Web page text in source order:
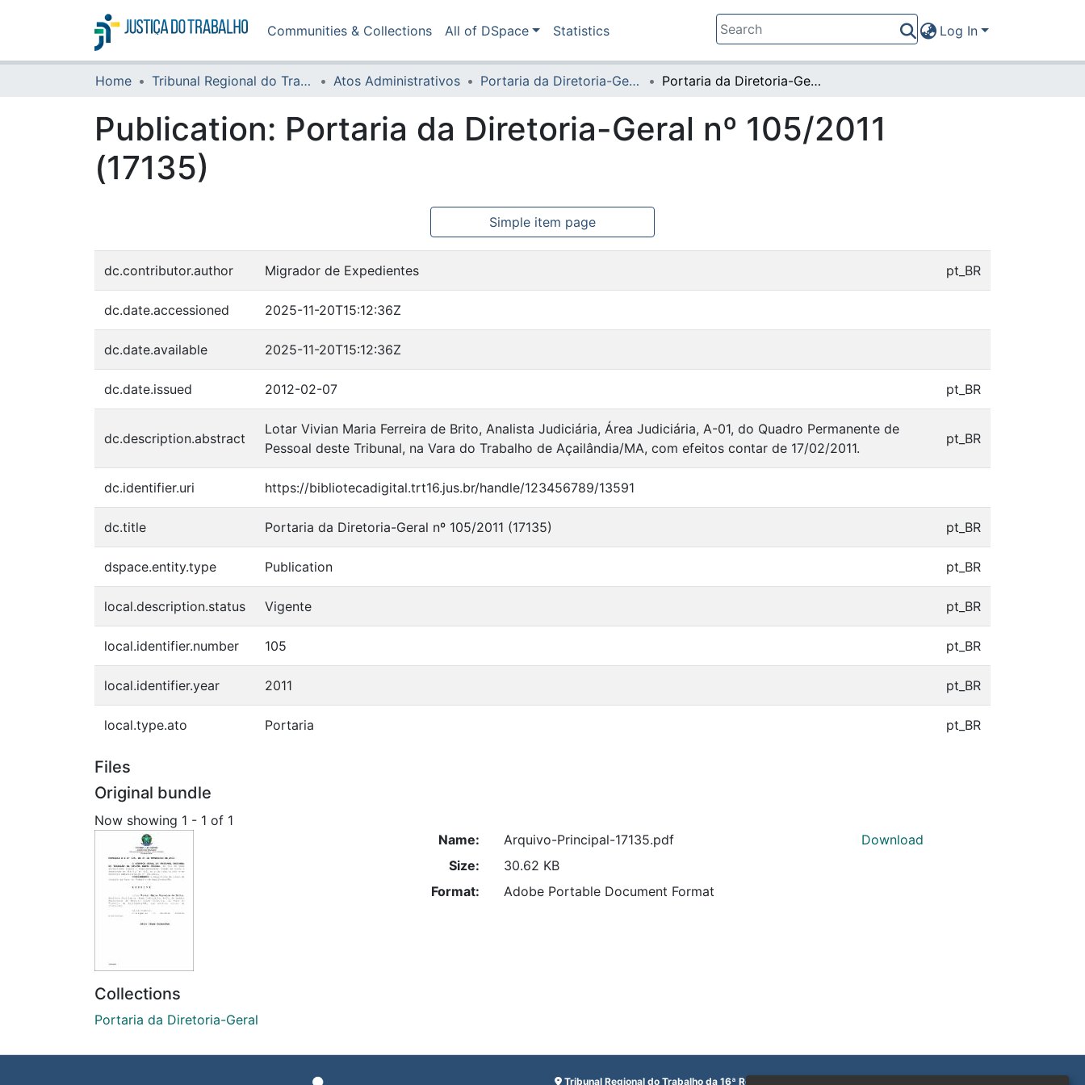
Communities & Collections All of DSpace Statistics Log In
Home Tribunal Regional do Trabalho da 16ª Região Atos Administrativos Portaria da Diretoria-Geral Portaria da Diretoria-Geral nº 105/2011 (17135)
Publication: Portaria da Diretoria-Geral nº 105/2011
(17135)
Simple item page
dc.contributor.author Migrador de Expedientes pt_BR
dc.date.accessioned 2025-11-20T15:12:36Z
dc.date.available 2025-11-20T15:12:36Z
dc.date.issued 2012-02-07 pt_BR
dc.description.abstract
Lotar Vivian Maria Ferreira de Brito, Analista Judiciária, Área Judiciária, A-01, do Quadro Permanente de
Pessoal deste Tribunal, na Vara do Trabalho de Açailândia/MA, com efeitos contar de 17/02/2011.
pt_BR
dc.identifier.uri https://bibliotecadigital.trt16.jus.br/handle/123456789/13591
dc.title Portaria da Diretoria-Geral nº 105/2011 (17135) pt_BR
dspace.entity.type Publication pt_BR
local.description.status Vigente pt_BR
local.identifier.number 105 pt_BR
local.identifier.year 2011 pt_BR
local.type.ato Portaria pt_BR
Files
Original bundle
Now showing 1 - 1 of 1
Name:
Arquivo-Principal-17135.pdf
Size:
30.62 KB
Format:
Adobe Portable Document Format
Download
Collections
Portaria da Diretoria-Geral
Tribunal Regional do Trabalho da 16ª Região